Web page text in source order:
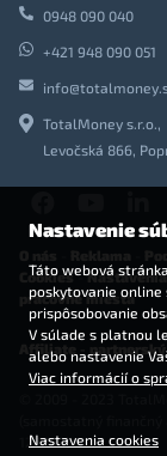
0948 090 040
+421 948 090 051
TotalMoney s.r.o.,
Levočská 866,
Cookies-
pracovné miesta
Affiliate - partnerský
(samostatný
127292)
Nastavenie
Táto webová
poskytovanie online
prispôsobovanie
V súlade s platnou
alebo nastavenie
Viac informácií o
Nastavenia cookies